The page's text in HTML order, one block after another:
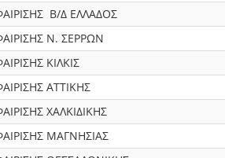
Β/Δ ΕΛΛΑΔΟΣ
Ν. ΣΕΡΡΩΝ
ΚΙΛΚΙΣ
ΑΤΤΙΚΗΣ
ΧΑΛΚΙΔΙΚΗΣ
ΜΑΓΝΗΣΙΑΣ